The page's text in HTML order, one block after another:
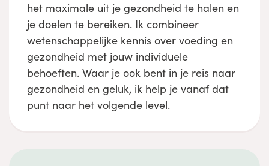
het maximale uit je gezondheid te halen en
je doelen te bereiken. Ik combineer
wetenschappelijke kennis over voeding en
gezondheid met jouw individuele
behoeften. Waar je ook bent in je reis naar
gezondheid en geluk, ik help je vanaf dat
punt naar het volgende level.